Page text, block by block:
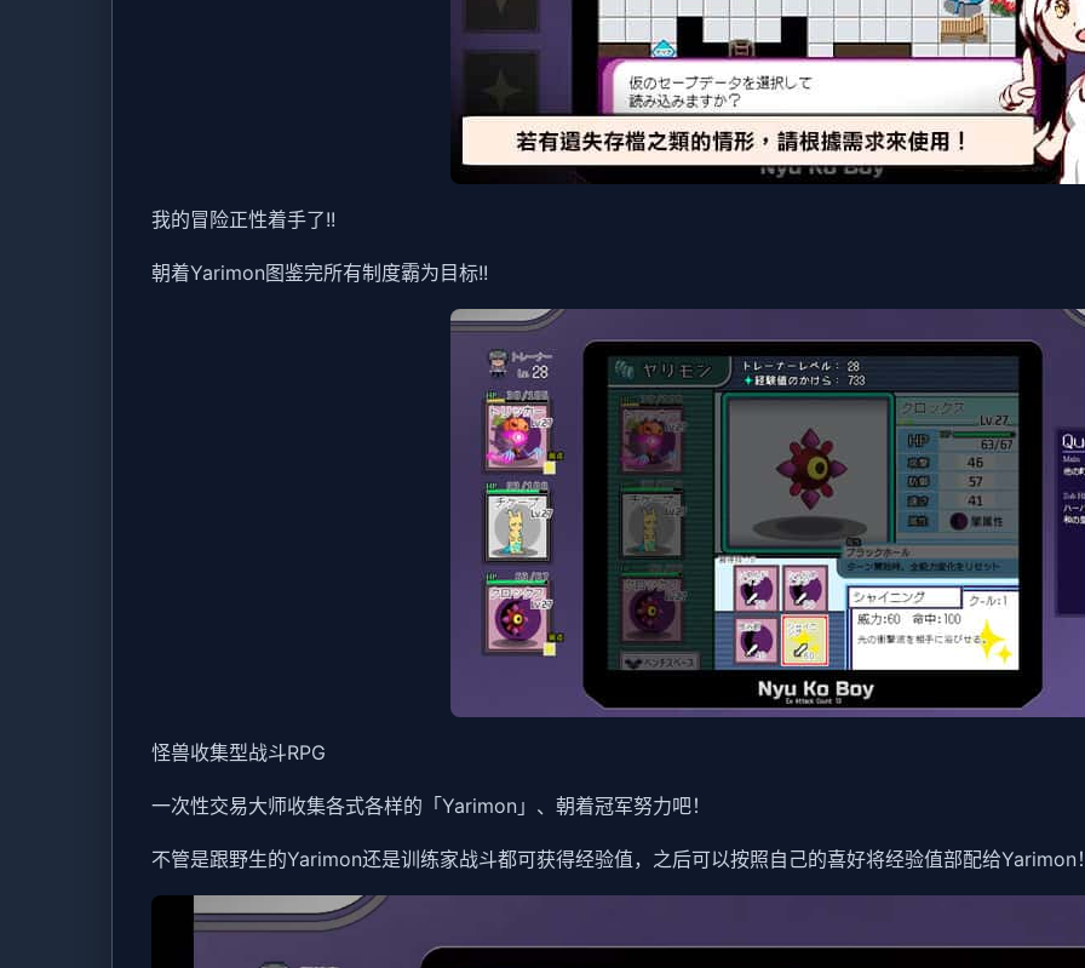
我的冒险正性着手了!!
朝着Yarimon图鉴完所有制度霸为目标!!
怪兽收集型战斗RPG
一次性交易大师收集各式各样的「Yarimon」、朝着冠军努力吧！
不管是跟野生的Yarimon还是训练家战斗都可获得经验值，之后可以按照自己的喜好将经验值部配给Yarimon